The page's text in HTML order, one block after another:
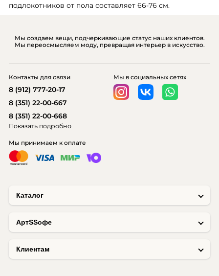
подлокотников от пола составляет 66-76 см.
Мы создаем вещи, подчеркивающие статус наших клиентов.
Мы переосмысляем моду, превращая интерьер в искусство.
Каталог
AртSSофе
Клиентам
Мы принимаем к оплате
Мы в социальных сетях
Контакты для связи
8 (912) 777-20-17
8 (351) 22-00-667
8 (351) 22-00-668
Показать подробно